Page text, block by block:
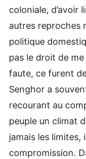
coloniale, d’avoir
autres reproches
politique
pas le droit de me
faute, ce furent
Senghor a
recourant au
peuple un climat
jamais les limites,
compromission.